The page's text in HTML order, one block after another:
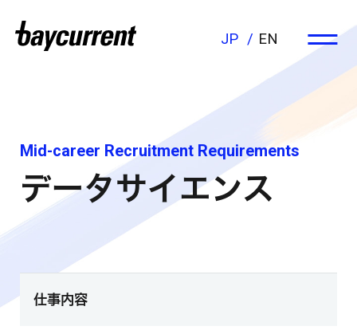
EN
JP
Mid-career Recruitment Requirements
データサイエンス
仕事内容